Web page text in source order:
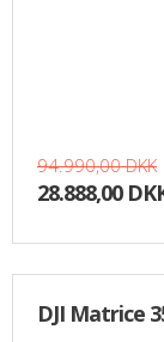
94.990,00 DKK
28.888,00
DJI Matrice